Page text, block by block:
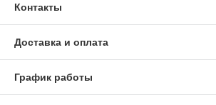
Контакты
Доставка и оплата
График работы